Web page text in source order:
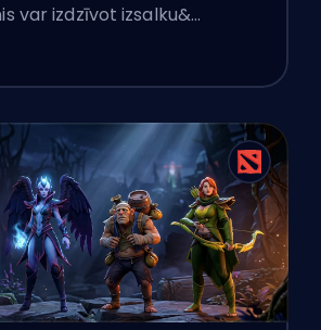
var izdzīvot izsalku&…